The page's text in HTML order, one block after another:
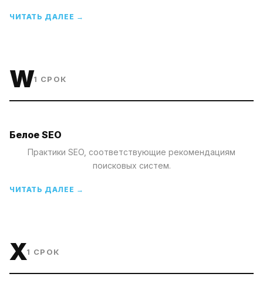
ЧИТАТЬ ДАЛЕЕ →
W1 СРОК
Белое SEO
Практики SEO, соответствующие рекомендациям
поисковых систем.
ЧИТАТЬ ДАЛЕЕ →
X1 СРОК